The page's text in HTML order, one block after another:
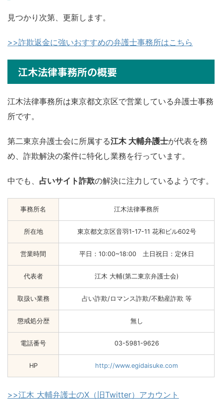
見つかり次第、更新します。
>>詐欺返金に強いおすすめの弁護士事務所はこちら
江木法律事務所の概要
江木法律事務所は東京都文京区で営業している弁護士事務
所です。
第二東京弁護士会に所属する江木 大輔弁護士が代表を務
め、詐欺解決の案件に特化し業務を行っています。
中でも、 占いサイト詐欺の解決に注力しているようです。
事務所名 江木法律事務所
所在地 東京都文京区音羽1-17-11 花和ビル602号
営業時間 平日：10:00~18:00 土日祝日：定休日
代表者 江木 大輔(第二東京弁護士会)
取扱い業務 占い詐欺/ロマンス詐欺/不動産詐欺 等
懲戒処分歴 無し
電話番号 03-5981-9626
HP http://www.egidaisuke.com
>>江木 大輔弁護士のX（旧Twitter）アカウント